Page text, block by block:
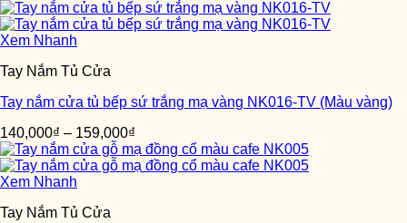
Xem Nhanh
Tay Nắm Tủ Cửa
Tay nắm cửa tủ bếp sứ trắng mạ vàng NK016-TV (Màu vàng)
140,000₫ – 159,000₫
Xem Nhanh
Tay Nắm Tủ Cửa